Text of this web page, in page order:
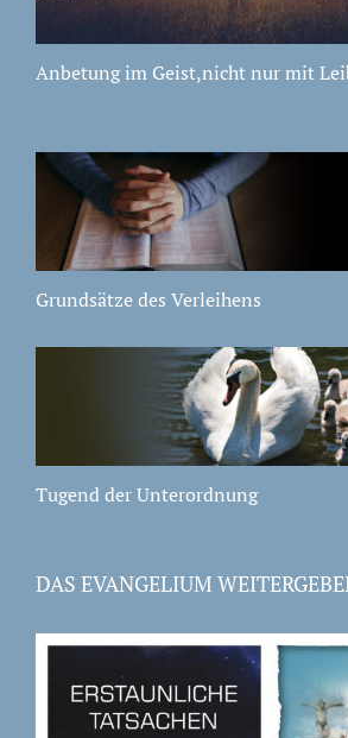
Anbetung im Geist,nicht nur mit
Grundsätze des Verleihens
Tugend der Unterordnung
DAS EVANGELIUM